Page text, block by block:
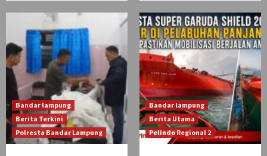
Bandar lampung
Berita Terkini
Polresta Bandar Lampung
Bandar lampung
Berita Utama
Pelindo Regional 2